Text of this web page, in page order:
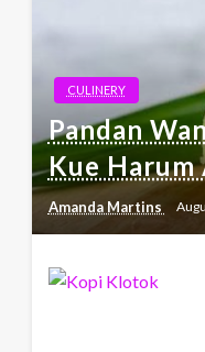
CULINERY
Pandan
Kue Harum
Amanda Martins